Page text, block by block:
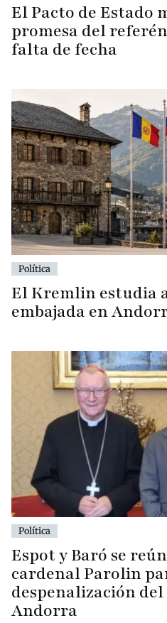
El Pacto de Estado
promesa del
falta de fecha
Política
El Kremlin estudia
embajada en
Política
Espot y Baró se
cardenal Parolin
despenalización
Andorra